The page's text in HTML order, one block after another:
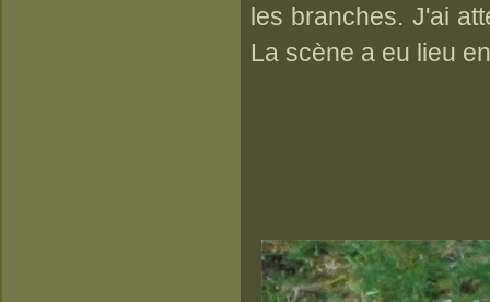
les branches. J'ai
La scène a eu lieu